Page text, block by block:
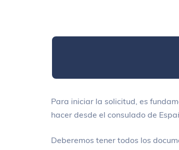
Para iniciar la solicitud, es
hacer desde el consulado de
Deberemos tener todos los